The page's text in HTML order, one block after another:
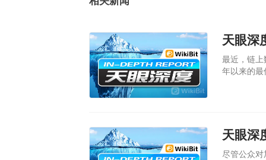
天眼深
最近，链上
年以来的最
天眼深
尽管公众